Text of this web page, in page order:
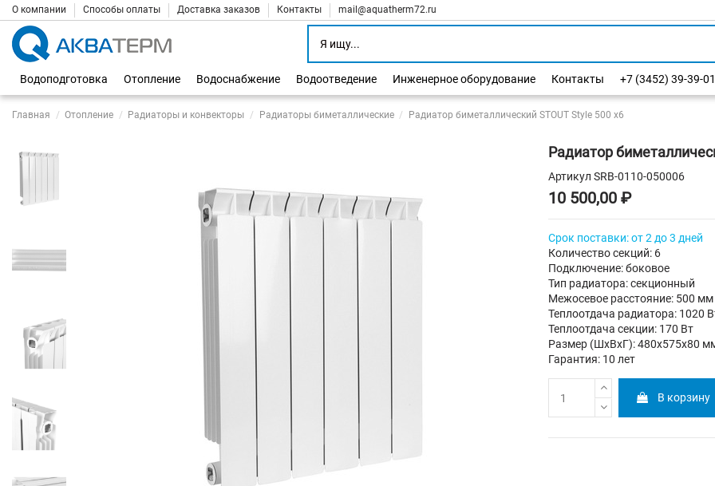
О компании Способы оплаты Доставка заказов Контакты mail@aquatherm72.ru
Водоподготовка Отопление Водоснабжение Водоотведение Инженерное оборудование Контакты +7 (3452) 39-39-01
Главная Отопление Радиаторы и конвекторы Радиаторы биметаллические Радиатор биметаллический STOUT Style 500 х6
Радиатор
Артикул SRB-0110-050006
10 500,00 ₽
Срок поставки: от 2 до 3 дней
Количество секций: 6
Подключение: боковое
Тип радиатора: секционный
Межосевое расстояние: 500 мм
Теплоотдача радиатора: 1020
Теплоотдача секции: 170 Вт
Размер (ШхВхГ): 480х575х80
Гарантия: 10 лет
В корзину